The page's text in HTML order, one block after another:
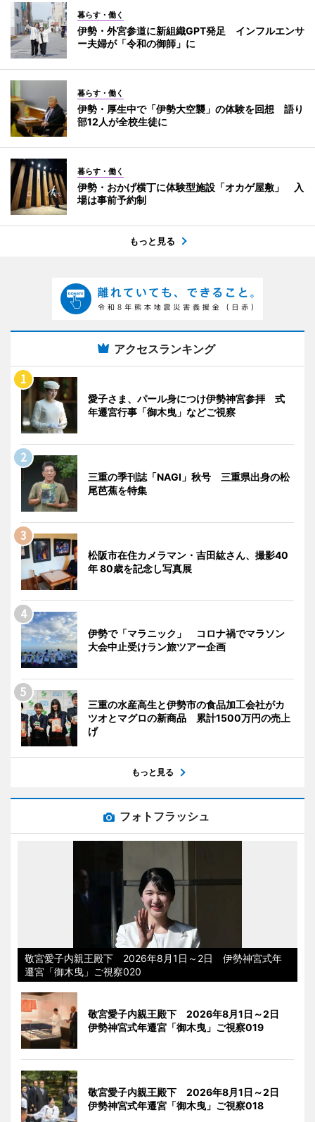
暮らす・働く
伊勢・外宮参道に新組織GPT発足 インフルエンサ
ー夫婦が「令和の御師」に
暮らす・働く
伊勢・厚生中で「伊勢大空襲」の体験を回想 語り
部12人が全校生徒に
暮らす・働く
伊勢・おかげ横丁に体験型施設「オカゲ屋敷」 入
場は事前予約制
もっと見る
アクセスランキング
愛子さま、パール身につけ伊勢神宮参拝 式
年遷宮行事「御木曳」などご視察
三重の季刊誌「NAGI」秋号 三重県出身の松
尾芭蕉を特集
松阪市在住カメラマン・吉田紘さん、撮影40
年 80歳を記念し写真展
伊勢で「マラニック」 コロナ禍でマラソン
大会中止受けラン旅ツアー企画
三重の水産高生と伊勢市の食品加工会社がカ
ツオとマグロの新商品 累計1500万円の売上
げ
もっと見る
フォトフラッシュ
敬宮愛子内親王殿下 2026年8月1日～2日 伊勢神宮式年
遷宮「御木曳」ご視察020
敬宮愛子内親王殿下 2026年8月1日～2日
伊勢神宮式年遷宮「御木曳」ご視察019
敬宮愛子内親王殿下 2026年8月1日～2日
伊勢神宮式年遷宮「御木曳」ご視察018